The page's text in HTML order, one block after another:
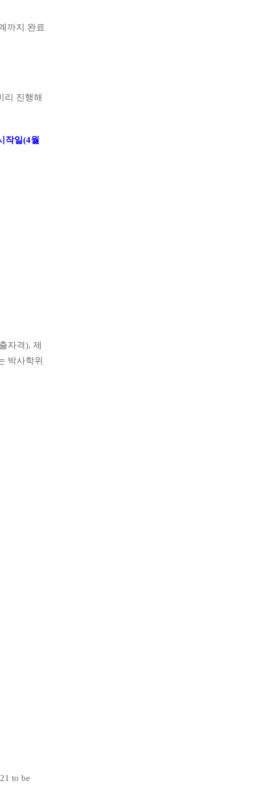
까지 완료
리 진행해
작일(4월
자격), 제
박사학위
to be